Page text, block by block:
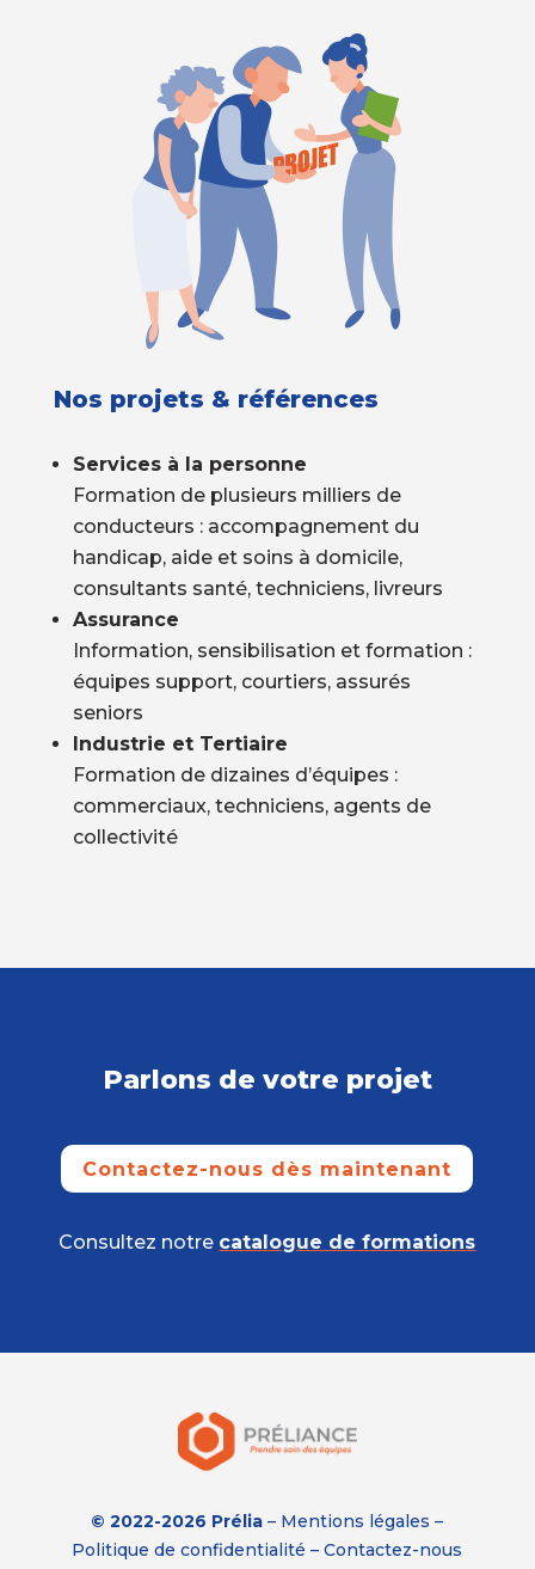
Nos projets & références
Services à la personne
Formation de plusieurs milliers de
conducteurs : accompagnement du
handicap, aide et soins à domicile,
consultants santé, techniciens, livreurs
Assurance
Information, sensibilisation et formation :
équipes support, courtiers, assurés
seniors
Industrie et Tertiaire
Formation de dizaines d’équipes :
commerciaux, techniciens, agents de
collectivité
Parlons de votre projet
Contactez-nous dès maintenant
Consultez notre catalogue de formations
© 2022-2026 Prélia – Mentions légales –
Politique de confidentialité –Contactez-nous